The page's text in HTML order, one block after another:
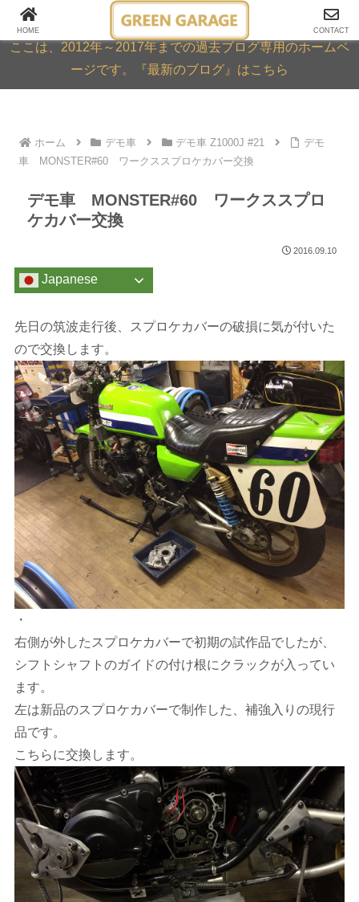
GREEN GARAGE ARCHIVE
ここは、2012年～2017年までの過去ブログ専用のホームペ
ージです。『最新のブログ』はこちら
ホーム デモ車 デモ車 Z1000J #21
デモ
車 MONSTER#60 ワークススプロケカバー交換
デモ車 MONSTER#60 ワークススプロ
ケカバー交換
2016.09.10
Japanese
先日の筑波走行後、スプロケカバーの破損に気が付いた
ので交換します。
・
右側が外したスプロケカバーで初期の試作品でしたが、
シフトシャフトのガイドの付け根にクラックが入ってい
ます。
左は新品のスプロケカバーで制作した、補強入りの現行
品です。
こちらに交換します。
HOME CONTACT